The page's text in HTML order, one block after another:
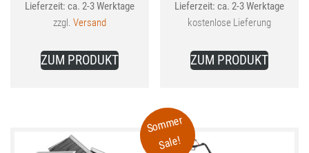
67,49 €
Lieferzeit: ca. 2-3 Werktage
zzgl. Versand
ZUM PRODUKTProdukt
Varianten
1.849,00
Preis
1.249,00 €.
Lieferzeit: ca. 2-3 Werktage
kostenlose Lieferung
ZUM PRODUKT
Sommer
Sale!